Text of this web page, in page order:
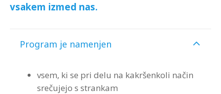
vsakem izmed nas.
Program je namenjen
vsem, ki se pri delu na kakršenkoli način
srečujejo s strankam